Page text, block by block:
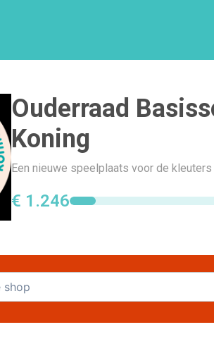
Ouderraad
Koning
Een nieuwe speelplaats voor de
€ 1.246